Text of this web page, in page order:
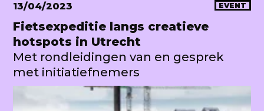
13/04/2023 EVENT
Fietsexpeditie langs creatieve
hotspots in Utrecht
Met rondleidingen van en gesprek
met initiatiefnemers